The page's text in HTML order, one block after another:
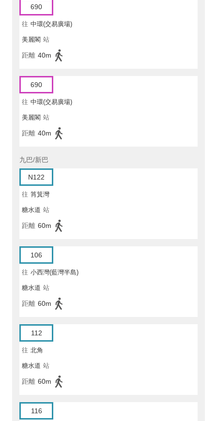
690
往 中環(交易廣場)
美麗閣 站
距離 40m
690
往 中環(交易廣場)
美麗閣 站
距離 40m
九巴/新巴
N122
往 筲箕灣
糖水道 站
距離 60m
106
往 小西灣(藍灣半島)
糖水道 站
距離 60m
112
往 北角
糖水道 站
距離 60m
116